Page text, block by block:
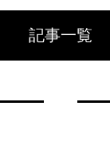
記事一覧